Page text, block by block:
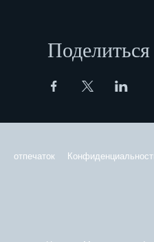
Поделиться
отпечаток